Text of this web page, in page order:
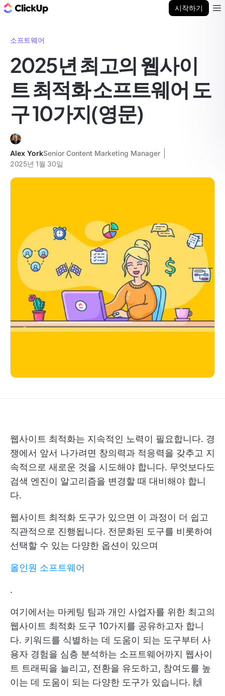
시작하기
소프트웨어
2025년 최고의 웹사이
트 최적화 소프트웨어 도
구 10가지(영문)
Alex YorkSenior Content Marketing Manager
2025년 1월 30일
웹사이트 최적화는 지속적인 노력이 필요합니다. 경
쟁에서 앞서 나가려면 창의력과 적응력을 갖추고 지
속적으로 새로운 것을 시도해야 합니다. 무엇보다도
검색 엔진이 알고리즘을 변경할 때 대비해야 합니
다.
웹사이트 최적화 도구가 있으면 이 과정이 더 쉽고
직관적으로 진행됩니다. 전문화된 도구를 비롯하여
선택할 수 있는 다양한 옵션이 있으며
올인원 소프트웨어
.
여기에서는 마케팅 팀과 개인 사업자를 위한 최고의
웹사이트 최적화 도구 10가지를 공유하고자 합니
다. 키워드를 식별하는 데 도움이 되는 도구부터 사
용자 경험을 심층 분석하는 소프트웨어까지 웹사이
트 트래픽을 늘리고, 전환을 유도하고, 참여도를 높
이는 데 도움이 되는 다양한 도구가 있습니다. 🙌